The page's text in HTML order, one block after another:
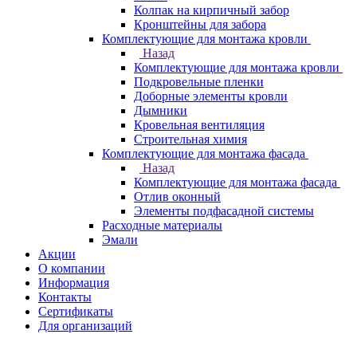
Колпак на кирпичный забор
Кронштейны для забора
Комплектующие для монтажа кровли
Назад
Комплектующие для монтажа кровли
Подкровельные пленки
Доборные элементы кровли
Дымники
Кровельная вентиляция
Строительная химия
Комплектующие для монтажа фасада
Назад
Комплектующие для монтажа фасада
Отлив оконный
Элементы подфасадной системы
Расходные материалы
Эмали
Акции
О компании
Информация
Контакты
Сертификаты
Для организаций